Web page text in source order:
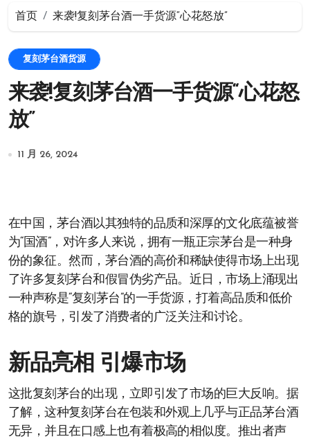
首页 来袭!复刻茅台酒一手货源“心花怒放”
复刻茅台酒货源
来袭!复刻茅台酒一手货源“心花怒
放”
11 月 26, 2024
在中国，茅台酒以其独特的品质和深厚的文化底蕴被誉
为“国酒”，对许多人来说，拥有一瓶正宗茅台是一种身
份的象征。然而，茅台酒的高价和稀缺使得市场上出现
了许多复刻茅台和假冒伪劣产品。近日，市场上涌现出
一种声称是“复刻茅台”的一手货源，打着高品质和低价
格的旗号，引发了消费者的广泛关注和讨论。
新品亮相 引爆市场
这批复刻茅台的出现，立即引发了市场的巨大反响。据
了解，这种复刻茅台在包装和外观上几乎与正品茅台酒
无异，并且在口感上也有着极高的相似度。推出者声